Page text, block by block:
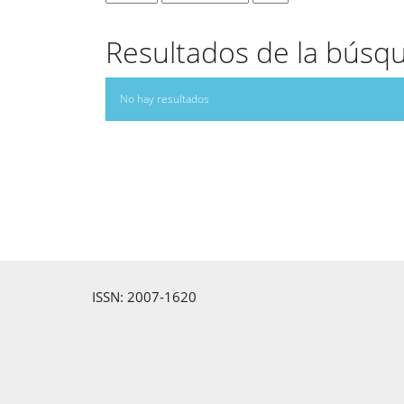
Resultados de la
No hay resultados
ISSN: 2007-1620